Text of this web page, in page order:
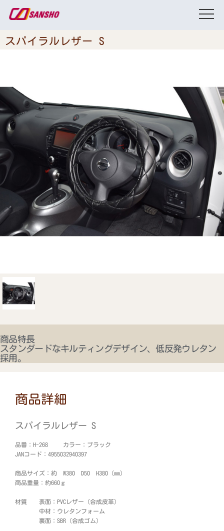
スパイラルレザー S
商品特長
スタンダードなキルティングデザイン、低反発ウレタン
採用。
商品詳細
スパイラルレザー S
品番：H-268 カラー：ブラック
JANコード：4955032940397
商品サイズ：約 W380 D50 H380 (mm)
商品重量：約660ｇ
材質 表面：PVCレザー（合成皮革）
中材：ウレタンフォーム
裏面：SBR（合成ゴム）